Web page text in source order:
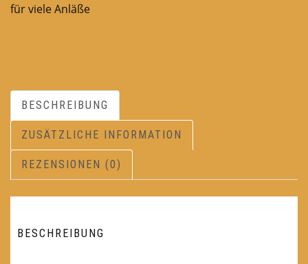
für viele Anläße
BESCHREIBUNG
ZUSÄTZLICHE INFORMATION
REZENSIONEN (0)
BESCHREIBUNG